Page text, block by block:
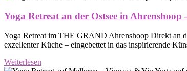
Yoga Retreat an der Ostsee in
Yoga Retreat im THE GRAND Ahrenshoop Direkt an
exzellenter Küche – eingebettet in das inspirierende
Weiterlesen